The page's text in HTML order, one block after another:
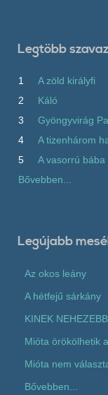
Legtöbb
1
A zöld királyfi
2
Káló
3
Gyöngyvirág
4
A tizenhárom
5
A vasorrú bába
Bővebben...
Legújabb
Az okos leány
A hétfejű sárkány
KINEK
Mióta örökölhetik
Mióta nem
Bővebben...